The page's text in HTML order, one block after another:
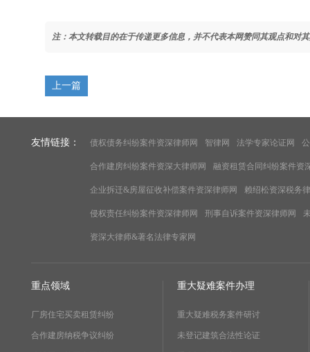
注：本文转载目的在于传递更多信息，并不代表本网赞同其观点和对
上一篇
友情链接： 债权债务纠纷案件资深律师网 智律网 法学专家论证网
合作建房纠纷案件资深大律师网 融资租赁合同纠纷案件资
企业拆迁&房屋征收补偿案件资深律师网 赖绍松资深税务
侵权责任纠纷案件资深律师网 刑事自诉案件资深律师网
资深大律师&著名法律专家网
重点领域
厂房住宅买卖租赁纠纷
合作建房纳税争议纠纷
重大疑难案件办理
重大疑难税务案件研讨
未登记建筑合法性论证